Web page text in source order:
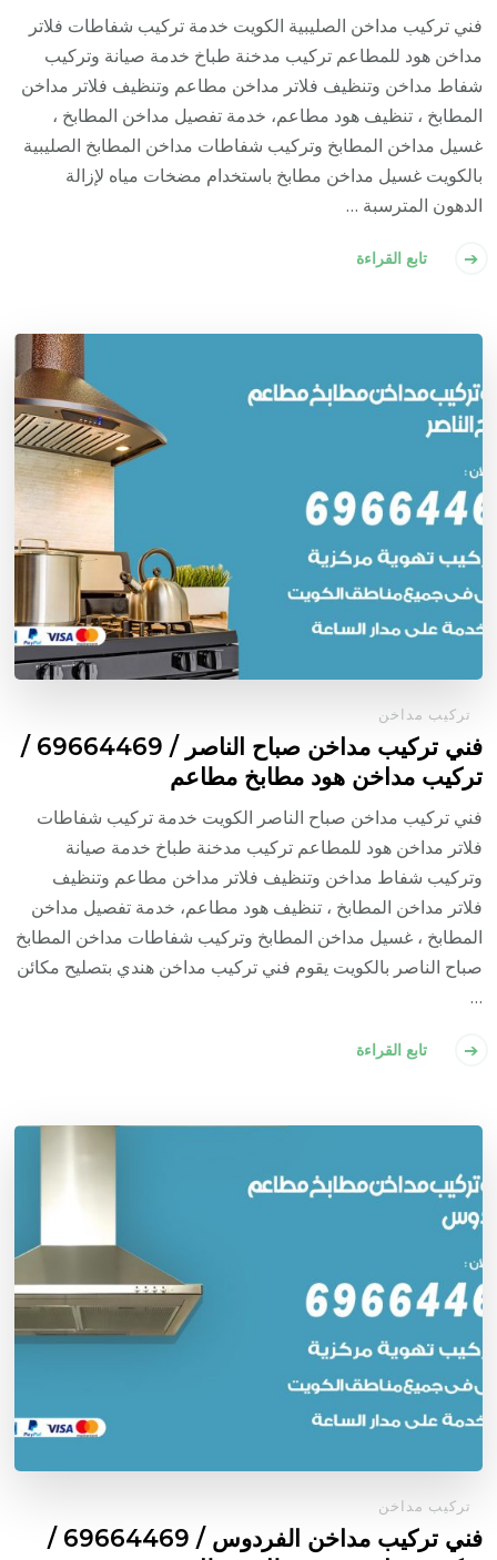
فني تركيب مداخن الصليبية الكويت خدمة تركيب شفاطات فلاتر
مداخن هود للمطاعم تركيب مدخنة طباخ خدمة صيانة وتركيب
شفاط مداخن وتنظيف فلاتر مداخن مطاعم وتنظيف فلاتر مداخن
المطابخ ، تنظيف هود مطاعم، خدمة تفصيل مداخن المطابخ ،
غسيل مداخن المطابخ وتركيب شفاطات مداخن المطابخ الصليبية
بالكويت غسيل مداخن مطابخ باستخدام مضخات مياه لإزالة
الدهون المترسبة …
تابع القراءة
تركيب مداخن
فني تركيب مداخن صباح الناصر / 69664469 /
تركيب مداخن هود مطابخ مطاعم
فني تركيب مداخن صباح الناصر الكويت خدمة تركيب شفاطات
فلاتر مداخن هود للمطاعم تركيب مدخنة طباخ خدمة صيانة
وتركيب شفاط مداخن وتنظيف فلاتر مداخن مطاعم وتنظيف
فلاتر مداخن المطابخ ، تنظيف هود مطاعم، خدمة تفصيل مداخن
المطابخ ، غسيل مداخن المطابخ وتركيب شفاطات مداخن المطابخ
صباح الناصر بالكويت يقوم فني تركيب مداخن هندي بتصليح مكائن
…
تابع القراءة
تركيب مداخن
فني تركيب مداخن الفردوس / 69664469 /